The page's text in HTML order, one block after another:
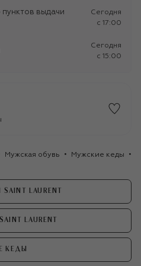
выдачи
Сегодня
c 17:00
Сегодня
c 15:00
Мужская обувь Мужские кеды
LAURENT
LAURENT
КЕДЫ